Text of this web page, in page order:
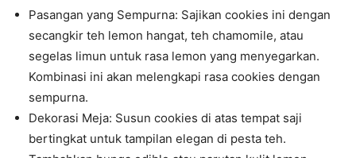
Pasangan yang Sempurna: Sajikan cookies ini dengan
secangkir teh lemon hangat, teh chamomile, atau
segelas limun untuk rasa lemon yang menyegarkan.
Kombinasi ini akan melengkapi rasa cookies dengan
sempurna.
Dekorasi Meja: Susun cookies di atas tempat saji
bertingkat untuk tampilan elegan di pesta teh.